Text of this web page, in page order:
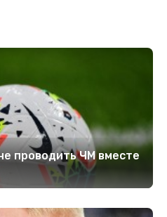
проводить ЧМ вместе